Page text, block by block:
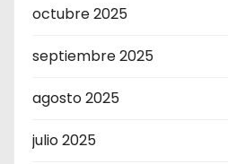
octubre 2025
septiembre 2025
agosto 2025
julio 2025